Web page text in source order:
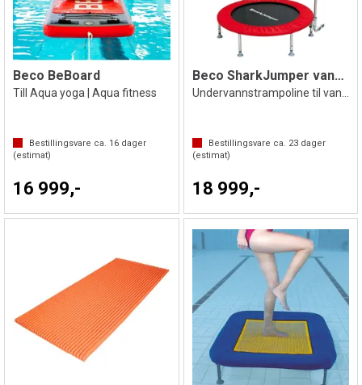
Beco BeBoard
Till Aqua yoga | Aqua fitness
Bestillingsvare ca. 16 dager
(estimat)
16 999,-
Beco SharkJumper vanntrampoline
Bestillingsvare ca. 23dager
(estimat)
18 999,-